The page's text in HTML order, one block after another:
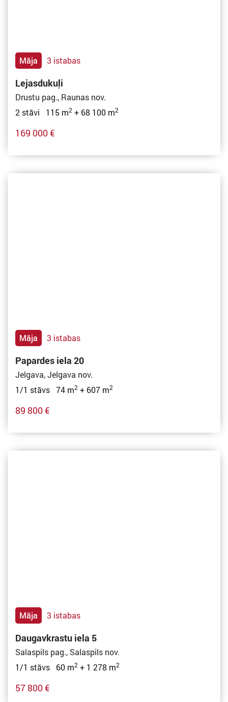
Māja 3 istabas
Lejasdukuļi
Drustu pag., Raunas nov.
2 stāvi 115 m2 + 68 100 m2
169 000 €
Māja 3 istabas
Papardes iela 20
Jelgava, Jelgava nov.
1/1 stāvs 74 m2 + 607 m2
89 800 €
Māja 3 istabas
Daugavkrastu iela 5
Salaspils pag., Salaspils nov.
1/1 stāvs 60 m2 + 1 278 m2
57 800 €